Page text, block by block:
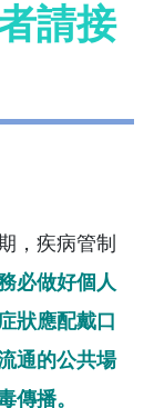
請接
，疾病管制
必做好個人
狀應配戴口
通的公共場
傳播。